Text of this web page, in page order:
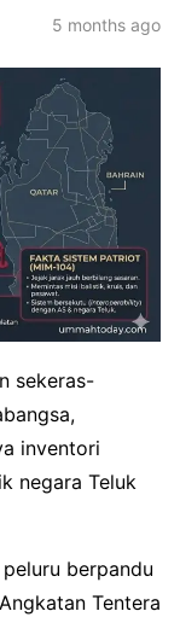
5 months ago
sekeras-
inventori
negara Teluk
berpandu
Tentera